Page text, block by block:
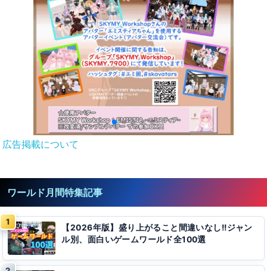
広告掲載について
ワールド月間特集記事
【2026年版】盛り上がること間違いなし!!ジャン
ル別、面白いゲームワールド全100選